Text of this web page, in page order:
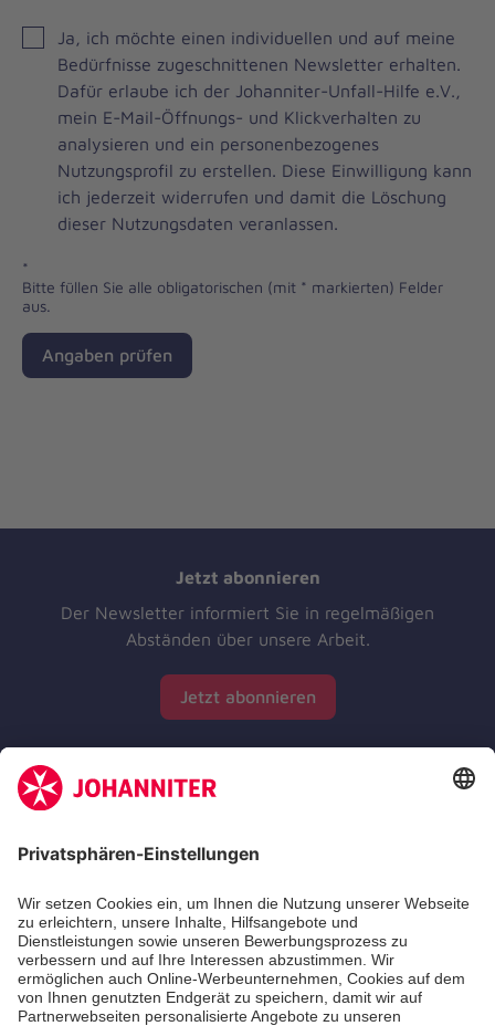
Brevo
Newsletter
Checkbox
Ja, ich möchte einen individuellen und auf meine
Bedürfnisse zugeschnittenen Newsletter erhalten.
Dafür erlaube ich der Johanniter-Unfall-Hilfe e.V.,
mein E-Mail-Öffnungs- und Klickverhalten zu
analysieren und ein personenbezogenes
Nutzungsprofil zu erstellen. Diese Einwilligung kann
ich jederzeit widerrufen und damit die Löschung
dieser Nutzungsdaten veranlassen.
*
Bitte füllen Sie alle obligatorischen (mit * markierten) Felder
aus.
Angaben prüfen
Jetzt abonnieren
Der Newsletter informiert Sie in regelmäßigen
Abständen über unsere Arbeit.
Jetzt abonnieren
Zertifizierung der Johanniter-Unfall-Hilfe e.V.
Die Johanniter GmbH führt das Spendenzertifikat
des Deutschen Spendenrats e.V.